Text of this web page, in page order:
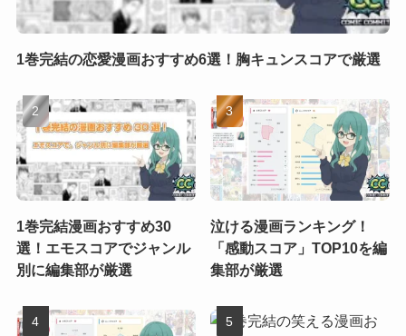
1巻完結の恋愛漫画おすすめ6選！胸キュンスコアで厳選
1巻完結漫画おすすめ30
選！エモスコアでジャンル
別に編集部が厳選
泣ける漫画ランキング！
「感動スコア」TOP10を編
集部が厳選